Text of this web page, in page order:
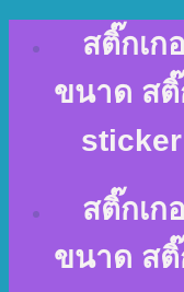
content
สติ๊กเก
ขนาด สติ๊
สติ๊กเก
ขนาด สติ๊